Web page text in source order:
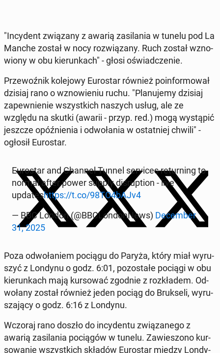
"In­cy­dent zwią­za­ny z awarią za­si­la­nia w tunelu pod La
Manche został w nocy roz­wią­za­ny. Ruch został wzno­
wio­ny w obu kie­run­kach" - głosi oświad­cze­nie.
Prze­woź­nik ko­le­jo­wy Eu­ro­star również po­in­for­mo­wał
dzisiaj rano o wzno­wie­niu ruchu. "Pla­nu­je­my dzisiaj
za­pew­nie­nie wszyst­kich naszych usług, ale ze
względu na skutki (awarii - przyp. red.) mogą wy­stą­pić
jeszcze opóź­nie­nia i od­wo­ła­nia w ostat­niej chwili" -
ogłosił Eu­ro­star.
Eu­ro­star and Channel Tunnel se­rvi­ces re­tur­ning to
normal after power supply di­srup­tion - live
updateshttps://t.co/98TO4bAJv4
— BBC London (@BBC­Lon­don­News) De­cem­ber
31, 2025
Poza od­wo­ła­niem pociągu do Paryża, który miał wy­ru­
szyć z Londynu o godz. 6:01, po­zo­sta­łe pociągi w obu
kie­run­kach mają kur­so­wać zgodnie z roz­kła­dem. Od­
wo­ła­ny został również jeden pociąg do Bruk­se­li, wy­ru­
sza­ją­cy o godz. 6:16 z Londynu.
Wczoraj rano doszło do in­cy­den­tu zwią­za­ne­go z
awarią za­si­la­nia po­cią­gów w tunelu. Za­wie­szo­no kur­
so­wa­nie wszyst­kich składów Eu­ro­star między Lon­dy­